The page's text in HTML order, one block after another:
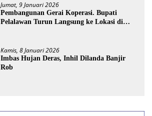
Jumat, 9 Januari 2026
Pembangunan Gerai Koperasi. Bupati
Pelalawan Turun Langsung ke Lokasi di
Kamis, 8 Januari 2026
Imbas Hujan Deras, Inhil Dilanda Banjir
Rob